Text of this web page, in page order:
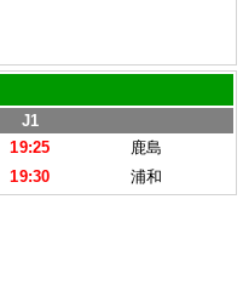
J1
19:25
鹿島
19:30 浦和